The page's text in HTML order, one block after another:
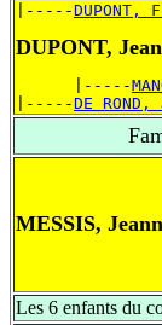
|-----DUPONT,
DUPONT,
      |-----
|-----DE
MESSIS,
Les 6 enfants du